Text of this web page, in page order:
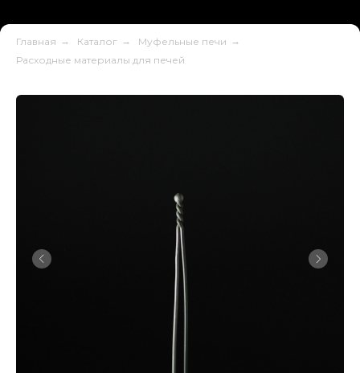
Главная → Каталог → Муфельные печи →
Расходные материалы для печей